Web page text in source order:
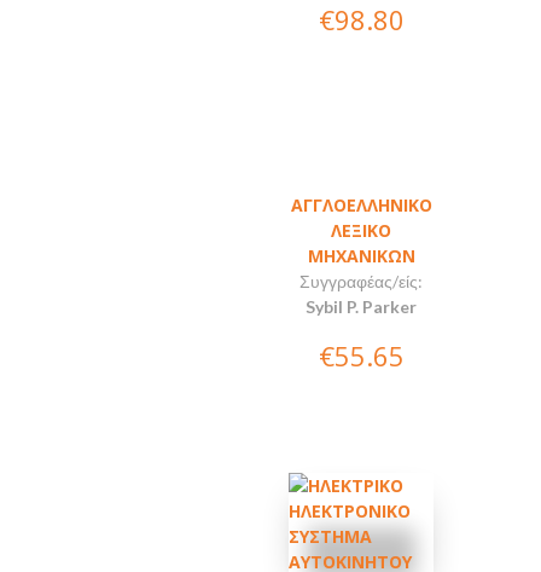
€98.80
ΑΓΓΛΟΕΛΛΗΝΙΚΟ
ΛΕΞΙΚΟ
MHXANIKΩΝ
Συγγραφέας/είς:
Sybil P. Parker
€55.65